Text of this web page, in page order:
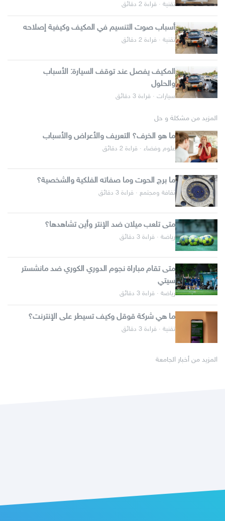
تقنية · قراءة 2 دقائق
أسباب صوت التنسيم في المكيف وكيفية إصلاحه
تقنية · قراءة 2 دقائق
المكيف يفصل عند توقف السيارة: الأسباب
والحلول
سيارات · قراءة 3 دقائق
المزيد من مشكلة و حل
ما هو الخرف؟ التعريف والأعراض والأسباب
علوم وفضاء · قراءة 2 دقائق
ما برج الحوت وما صفاته الفلكية والشخصية؟
ثقافة ومجتمع · قراءة 3 دقائق
متى تلعب ميلان ضد الإنتر وأين تشاهدها؟
رياضة · قراءة 3 دقائق
متى تقام مباراة نجوم الدوري الكوري ضد مانشستر
سيتي
رياضة · قراءة 3 دقائق
ما هي شركة قوقل وكيف تسيطر على الإنترنت؟
تقنية · قراءة 3 دقائق
المزيد من أخبار الجامعة